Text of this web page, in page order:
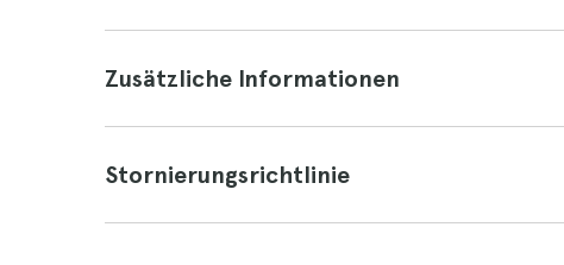
Zusätzliche Informationen
Stornierungsrichtlinie